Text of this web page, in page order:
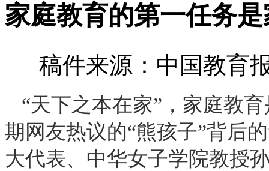
家庭教育的第一任务
稿件来源：中国教
“天下之本在家”，家庭教
期网友热议的“熊孩子”背后
大代表、中华女子学院教授